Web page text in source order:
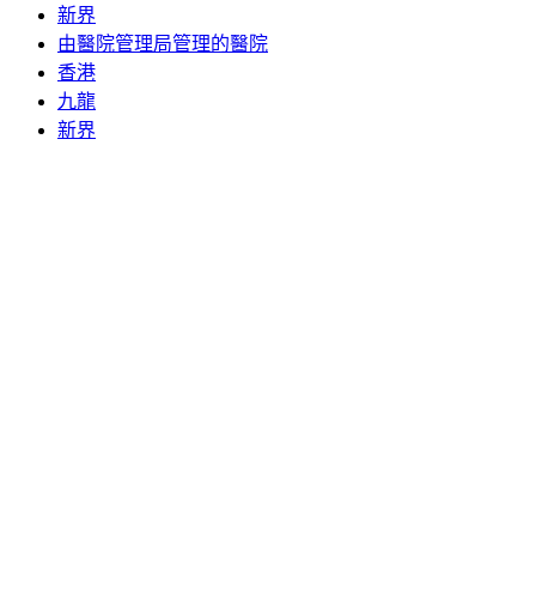
新界
由醫院管理局管理的醫院
香港
九龍
新界